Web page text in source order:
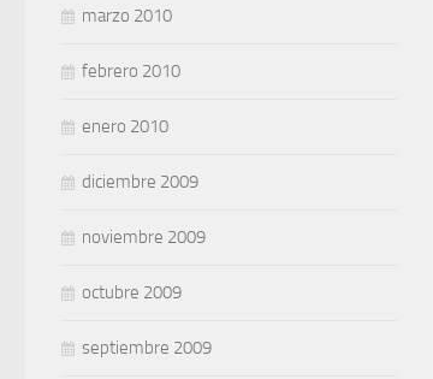
marzo 2010
febrero 2010
enero 2010
diciembre 2009
noviembre 2009
octubre 2009
septiembre 2009